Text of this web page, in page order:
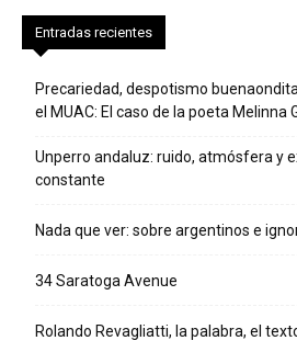
Entradas recientes
Precariedad, despotismo
el MUAC: El caso de la poeta Melinna
Unperro andaluz: ruido, atmósfera y
constante
Nada que ver: sobre argentinos e
34 Saratoga Avenue
Rolando Revagliatti, la palabra, el